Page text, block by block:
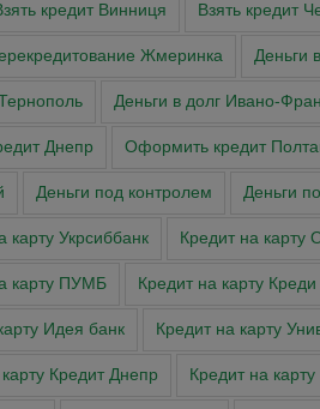
кредит Винниця Взять кредит
Жмеринка Деньги
Деньги в долг Ивано-
Днепр Оформить кредит
Деньги под контролем Деньги
карту Укрсиббанк Кредит на карту
карту ПУМБ Кредит на карту Креди
Идея банк Кредит на карту
Кредит Днепр Кредит на карту